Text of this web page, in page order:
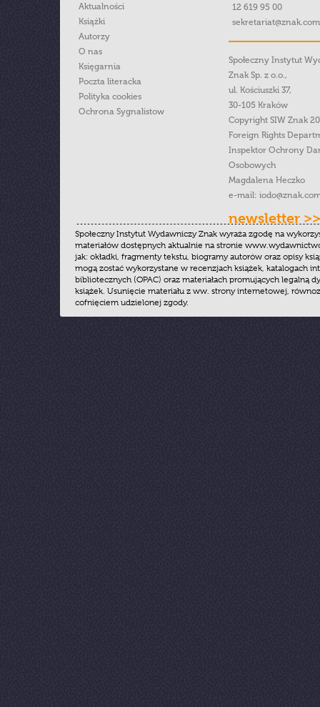
Aktualności
Książki
Autorzy
O nas
Księgarnia
Poczta literacka
Polityka cookies
Ochrona Sygnalistow
12 619 95 00
Społeczny Instytut
Znak Sp. z o.o.,
ul. Kościuszki 37,
30-105 Kraków
Copyright SIW Znak
Foreign Rights
Inspektor Ochrony
Osobowych
Magdalena Heczko
e-mail:
newsletter >>
Społeczny Instytut Wydawniczy Znak wyraża zgodę na
materiałów dostępnych aktualnie na stronie
jak: okładki, fragmenty tekstu, biogramy autorów oraz opisy
mogą zostać wykorzystane w recenzjach książek, katalogach
bibliotecznych (OPAC) oraz materiałach promujących legalną
książek. Usunięcie materiału z ww. strony internetowej,
cofnięciem udzielonej zgody.